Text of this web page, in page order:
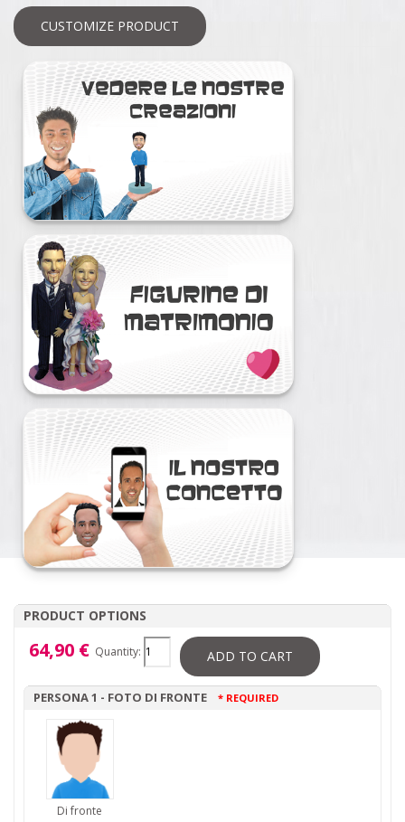
CUSTOMIZE PRODUCT
PRODUCT OPTIONS
64,90 € Quantity: ADD TO CART
PERSONA 1 - FOTO DI FRONTE * REQUIRED
Di fronte